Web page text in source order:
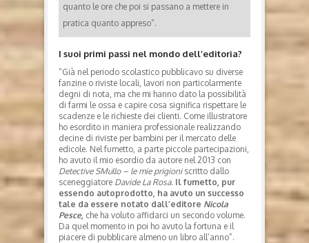
quanto le ore che poi si passano a mettere in
pratica quanto appreso”.
I suoi primi passi nel mondo dell’editoria?
“Già nel periodo scolastico pubblicavo su diverse
fanzine o riviste locali, lavori non particolarmente
degni di nota, ma che mi hanno dato la possibilità
di farmi le ossa e capire cosa significa rispettare le
scadenze e le richieste dei clienti. Come illustratore
ho esordito in maniera professionale realizzando
decine di riviste per bambini per il mercato delle
edicole. Nel fumetto, a parte piccole partecipazioni,
ho avuto il mio esordio da autore nel 2013 con
Detective SMullo – le mie prigioniscritto dallo
sceneggiatore Davide La Rosa. Il fumetto, pur
essendo autoprodotto, ha avuto un successo
tale da essere notato dall’editore Nicola
Pesce, che ha voluto affidarci un secondo volume.
Da quel momento in poi ho avuto la fortuna e il
piacere di pubblicare almeno un libro all’anno”.